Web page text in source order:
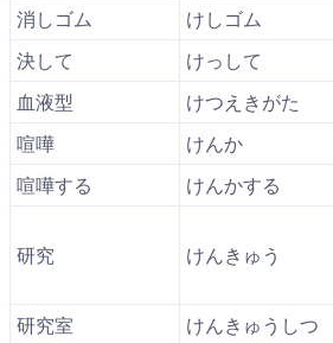
消しゴム
けしゴム
決して
けっして
血液型
けつえきがた
喧嘩
けんか
喧嘩する
けんかする
研究 けんきゅう
研究室
けんきゅうしつ